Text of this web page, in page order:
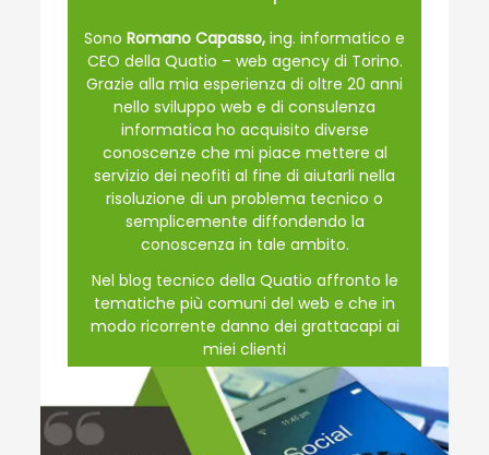
Sono Romano Capasso, ing. informatico e
CEO della Quatio – web agency di Torino.
Grazie alla mia esperienza di oltre 20 anni
nello sviluppo web e di consulenza
informatica ho acquisito diverse
conoscenze che mi piace mettere al
servizio dei neofiti al fine di aiutarli nella
risoluzione di un problema tecnico o
semplicemente diffondendo la
conoscenza in tale ambito.
Nel blog tecnico della Quatio affronto le
tematiche più comuni del web e che in
modo ricorrente danno dei grattacapi ai
miei clienti
www.quatio.it